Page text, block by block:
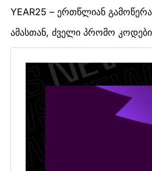
YEAR25 – ერთწლიან
ამასთან, ძველი პრომო